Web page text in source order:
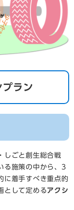
プラン
しごと創生総合戦
る施策の中から、3
に着手すべき重点的
として定めるアクシ